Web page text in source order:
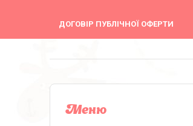
ДОГОВІР ПУБЛІЧНОЇ ОФЕРТИ